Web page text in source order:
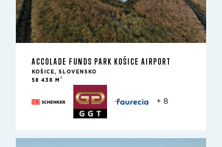
ACCOLADE FUNDS PARK KOŠICE AIRPORT
KOŠICE, SLOVENSKO
58 438 M
2
+ 8